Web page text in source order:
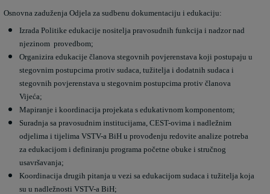
Osnovna zaduženja Odjela za sudbenu dokumentaciju i edukaciju:
Izrada Politike edukacije nositelja pravosudnih funkcija i nadzor nad
njezinom provedbom;
Organizira edukacije članova stegovnih povjerenstava koji postupaju u
stegovnim postupcima protiv sudaca, tužitelja i dodatnih sudaca i
stegovnih povjerenstava u stegovnim postupcima protiv članova
Vijeća;
Mapiranje i koordinacija projekata s edukativnom komponentom;
Suradnja sa pravosudnim institucijama, CEST-ovima i nadležnim
odjelima i tijelima VSTV-a BiH u provođenju redovite analize potreba
za edukacijom i definiranju programa početne obuke i stručnog
usavršavanja;
Koordinacija drugih pitanja u vezi sa edukacijom sudaca i tužitelja koja
su u nadležnosti VSTV-a BiH;